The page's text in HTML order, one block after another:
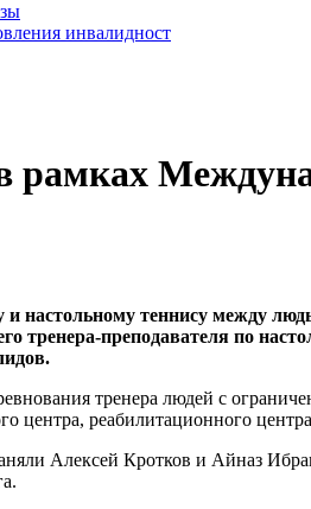
инвалидност
рамках
настольному теннису между
преподавателя по
тренера людей с
центра, реабилитационного
Алексей Кротков и Айназ